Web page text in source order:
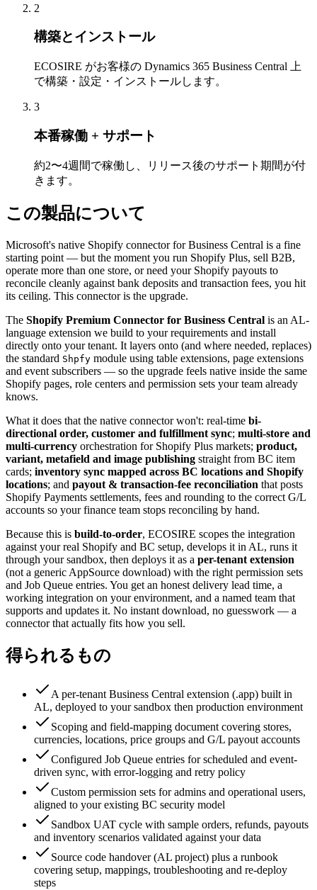
2
構築とインストール
ECOSIRE がお客様の Dynamics 365 Business Central 上
で構築・設定・インストールします。
3
本番稼働 + サポート
約2〜4週間で稼働し、リリース後のサポート期間が付
きます。
この製品について
Microsoft's native Shopify connector for Business Central is a fine
starting point — but the moment you run Shopify Plus, sell B2B,
operate more than one store, or need your Shopify payouts to
reconcile cleanly against bank deposits and transaction fees, you hit
its ceiling. This connector is the upgrade.
The Shopify Premium Connector for Business Central is an AL-
language extension we build to your requirements and install
directly onto your tenant. It layers onto (and where needed, replaces)
the standard Shpfy module using table extensions, page extensions
and event subscribers — so the upgrade feels native inside the same
Shopify pages, role centers and permission sets your team already
knows.
What it does that the native connector won't: real-time bi-
directional order, customer and fulfillment sync; multi-store and
multi-currency orchestration for Shopify Plus markets; product,
variant, metafield and image publishing straight from BC item
cards; inventory sync mapped across BC locations and Shopify
locations; and payout & transaction-fee reconciliation that posts
Shopify Payments settlements, fees and rounding to the correct G/L
accounts so your finance team stops reconciling by hand.
Because this is build-to-order, ECOSIRE scopes the integration
against your real Shopify and BC setup, develops it in AL, runs it
through your sandbox, then deploys it as a per-tenant extension
(not a generic AppSource download) with the right permission sets
and Job Queue entries. You get an honest delivery lead time, a
working integration on your environment, and a named team that
supports and updates it. No instant download, no guesswork — a
connector that actually fits how you sell.
得られるもの
A per-tenant Business Central extension (.app) built in
AL, deployed to your sandbox then production environment
Scoping and field-mapping document covering stores,
currencies, locations, price groups and G/L payout accounts
Configured Job Queue entries for scheduled and event-
driven sync, with error-logging and retry policy
Custom permission sets for admins and operational users,
aligned to your existing BC security model
Sandbox UAT cycle with sample orders, refunds, payouts
and inventory scenarios validated against your data
Source code handover (AL project) plus a runbook
covering setup, mappings, troubleshooting and re-deploy
steps